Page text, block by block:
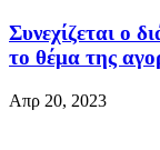
Συνεχίζεται ο
το θέμα της
Απρ 20, 2023